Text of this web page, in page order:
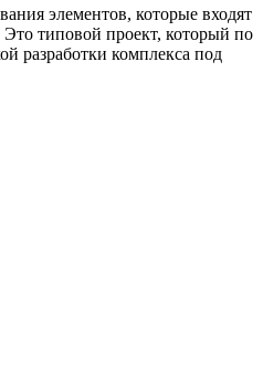
элементов, которые входят
Это типовой проект, который по
разработки комплекса под